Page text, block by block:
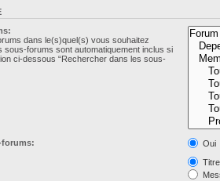
dans le(s)quel(s) vous souhaitez
sous-forums sont automatiquement inclus si
ci-dessous “Rechercher dans les sous-
forums:
Oui